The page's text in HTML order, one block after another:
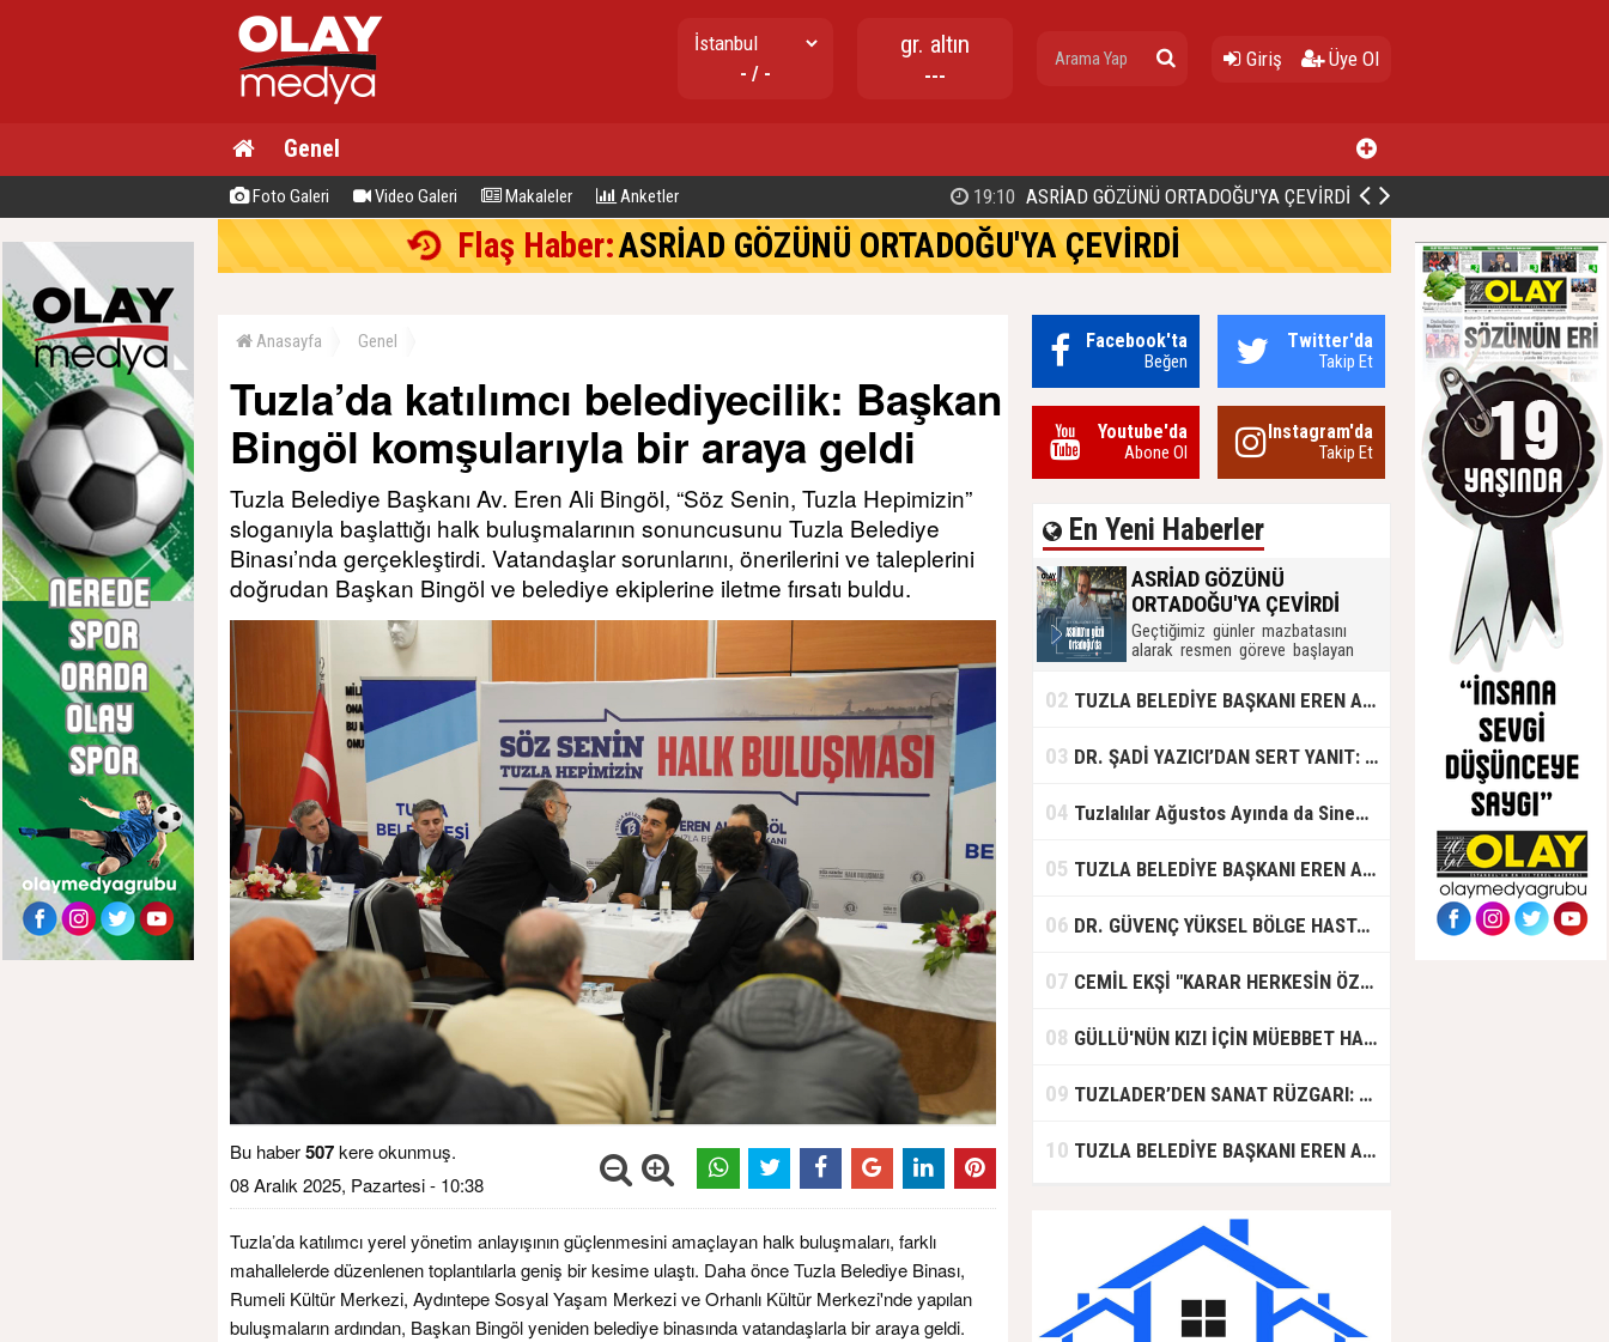
- / -
gr. altın
---
Giriş Üye Ol
Genel
Foto Galeri Video Galeri Makaleler Anketler TUZLA BELEDİYE BAŞKANI EREN ALİ BİNGÖL’DEN İBB’YE SORULAR: "O ZAMAN NEDEN GÖRMEDİNİZ?
Flaş Haber:ASRİAD GÖZÜNÜ ORTADOĞU'YA ÇEVİRDİ
Anasayfa Genel
Tuzla’da katılımcı belediyecilik: Başkan
Bingöl komşularıyla bir araya geldi
Tuzla Belediye Başkanı Av. Eren Ali Bingöl, “Söz Senin, Tuzla Hepimizin”
sloganıyla başlattığı halk buluşmalarının sonuncusunu Tuzla Belediye
Binası’nda gerçekleştirdi. Vatandaşlar sorunlarını, önerilerini ve taleplerini
doğrudan Başkan Bingöl ve belediye ekiplerine iletme fırsatı buldu.
Bu haber507kere okunmuş.
08 Aralık 2025, Pazartesi - 10:38
Tuzla’da katılımcı yerel yönetim anlayışının güçlenmesini amaçlayan halk buluşmaları, farklı
mahallelerde düzenlenen toplantılarla geniş bir kesime ulaştı. Daha önce Tuzla Belediye Binası,
Rumeli Kültür Merkezi, Aydıntepe Sosyal Yaşam Merkezi ve Orhanlı Kültür Merkezi'nde yapılan
buluşmaların ardından, Başkan Bingöl yeniden belediye binasında vatandaşlarla bir araya geldi.
Facebook'ta
Beğen
Twitter'da
Takip Et
Youtube'da
Abone Ol
Instagram'da
Takip Et
En Yeni Haberler
ASRİAD GÖZÜNÜ
ORTADOĞU'YA ÇEVİRDİ
Geçtiğimiz günler mazbatasını
alarak resmen göreve başlayan
Şener Yılmaz ve yönetimi,
uluslararası iş birliği ve ticaret için
02 TUZLA BELEDİYE BAŞKANI EREN ALİ BİNGÖL’DEN İBB’YE SORULAR: "O ZAMAN NEDEN GÖRMEDİNİZ?
03 DR. ŞADİ YAZICI’DAN SERT YANIT: "TUZLA’YA YÖNELİK KİN VE HIRSIN TUTARSIZLIKLAR MANZUMESİ"
04 Tuzlalılar Ağustos Ayında da Sinemaya Doyacak
05 TUZLA BELEDİYE BAŞKANI EREN ALİ BİNGÖL'DEN İBB BAŞKAN VEKİLİ NURİ ASLAN'A SERT CEVAP
06 DR. GÜVENÇ YÜKSEL BÖLGE HASTANESİ'NDE ÇALIŞMAYA BAŞLADI
07 CEMİL EKŞİ "KARAR HERKESİN ÖZGÜRLÜĞÜ"
08 GÜLLÜ'NÜN KIZI İÇİN MÜEBBET HAPİS CEZASI İSTENDİ!
09 TUZLADER’DEN SANAT RÜZGARI: ŞARKILAR TUZLA İÇİN SÖYLENDİ
10 TUZLA BELEDİYE BAŞKANI EREN ALİ BİNGÖL AK PARTİ'DE